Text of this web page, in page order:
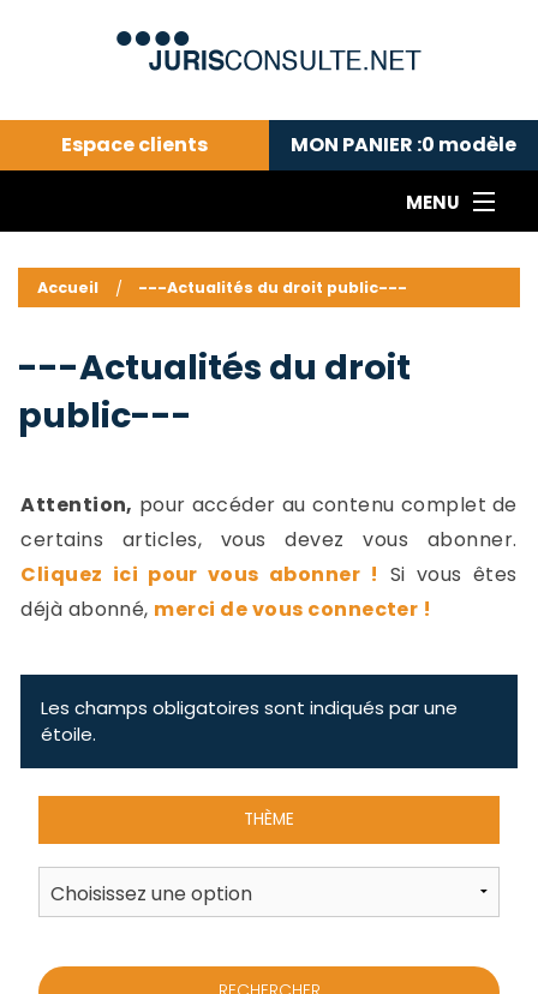
Espace clients MON PANIER :0 modèle
MENU
---Actualités du droit public---
Droit pénal---
Droit privé ---
Abonnement aux actualités
Accueil ---Actualités du droit public---
---Actualités du droit
public---
Attention, pour accéder au contenu complet de
certains articles, vous devez vous abonner.
Cliquez ici pour vous abonner ! Si vous êtes
déjà abonné, merci de vous connecter !
Les champs obligatoires sont indiqués par une
étoile.
THÈME